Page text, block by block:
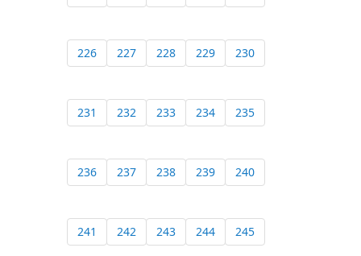
226 227 228 229 230
231 232 233 234 235
236 237 238 239 240
241 242 243 244 245